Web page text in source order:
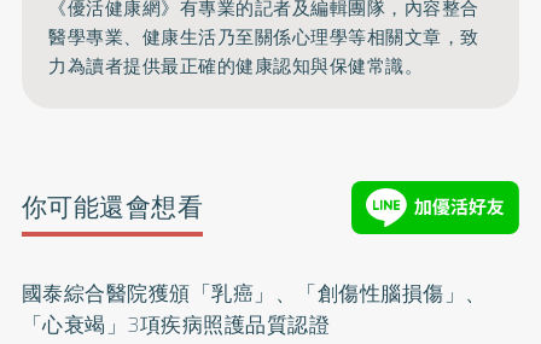
《優活健康網》有專業的記者及編輯團隊，內容整合
醫學專業、健康生活乃至關係心理學等相關文章，致
力為讀者提供最正確的健康認知與保健常識。
你可能還會想看
國泰綜合醫院獲頒「乳癌」、「創傷性腦損傷」、
「心衰竭」3項疾病照護品質認證